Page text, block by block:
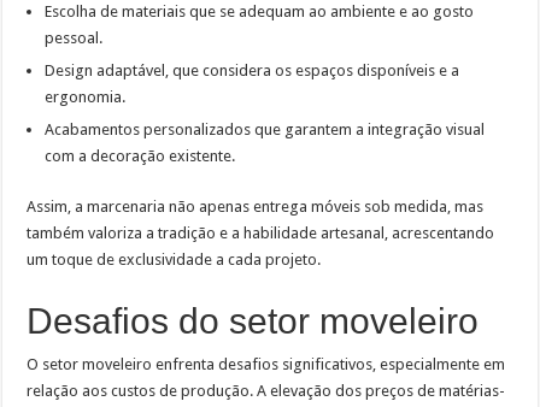
Escolha de materiais que se adequam ao ambiente e ao gosto
pessoal.
Design adaptável, que considera os espaços disponíveis e a
ergonomia.
Acabamentos personalizados que garantem a integração visual
com a decoração existente.
Assim, a marcenaria não apenas entrega móveis sob medida, mas
também valoriza a tradição e a habilidade artesanal, acrescentando
um toque de exclusividade a cada projeto.
Desafios do setor moveleiro
O setor moveleiro enfrenta desafios significativos, especialmente em
relação aos custos de produção. A elevação dos preços de matérias-